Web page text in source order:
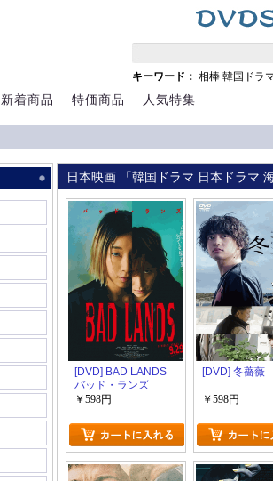
キーワード： 相棒 韓国ドラ
新着商品 特価商品 人気特集
日本映画 「韓国ドラマ 日本ドラマ
[DVD] BAD LANDS
バッド・ランズ
￥598円
[DVD] 冬薔薇
￥598円